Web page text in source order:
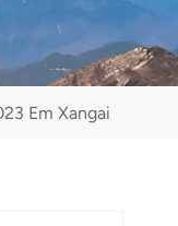
Em Xangai